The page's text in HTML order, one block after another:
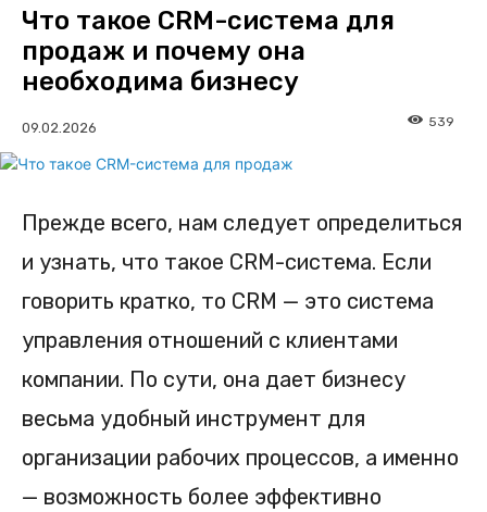
Что такое CRM-система для
продаж и почему она
необходима бизнесу
539
Прежде всего, нам следует определиться
и узнать, что такое CRM-система. Если
говорить кратко, то CRM — это система
управления отношений с клиентами
компании. По сути, она дает бизнесу
весьма удобный инструмент для
организации рабочих процессов, а именно
— возможность более эффективно